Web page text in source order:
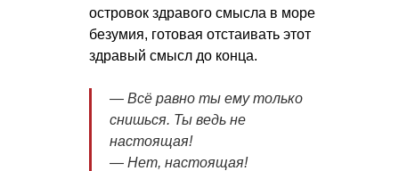
островок здравого смысла в море
безумия, готовая отстаивать этот
здравый смысл до конца.
— Всё равно ты ему только
снишься. Ты ведь не
настоящая!
— Нет, настоящая!